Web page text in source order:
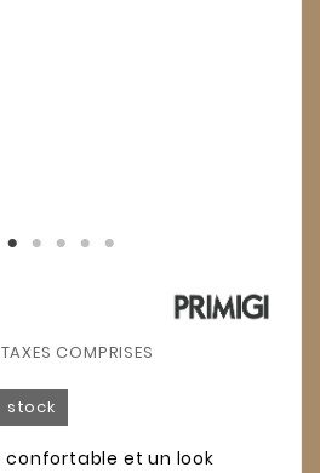
COMPRISES
stock
et un look